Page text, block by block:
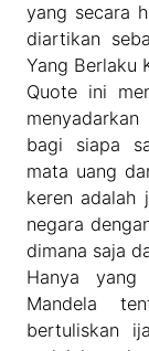
yang secara
diartikan
Yang Berlaku
Quote ini
bagi siapa
mata uang
keren adalah
negara
dimana saja
Hanya yang
Mandela
bertuliskan